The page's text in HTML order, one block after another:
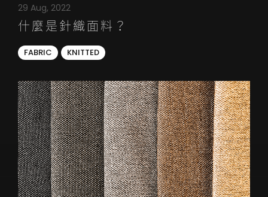
29 Aug, 2022
什麼是針織面料？
FABRIC KNITTED